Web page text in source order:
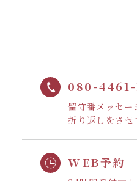
080-4461-
留守番メッセー
折り返しをさせ
WEB予約